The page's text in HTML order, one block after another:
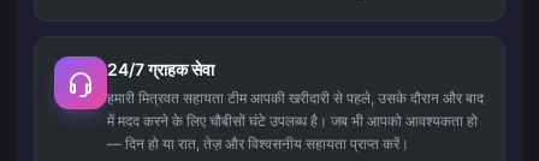
24/7 ग्राहक सेवा
हमारी मित्रवत सहायता टीम आपकी खरीदारी से पहले, उसके दौरान और बाद
में मदद करने के लिए चौबीसों घंटे उपलब्ध है। जब भी आपको आवश्यकता हो
— दिन हो या रात, तेज़ और विश्वसनीय सहायता प्राप्त करें।